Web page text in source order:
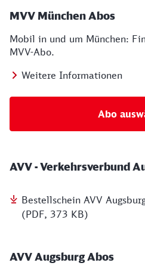
MVV München Abos
Mobil in und um München:
MVV-Abo.
Weitere Informationen
Abo
AVV - Verkehrsverbund
Bestellschein AVV
(PDF, 373 KB)
AVV Augsburg Abos